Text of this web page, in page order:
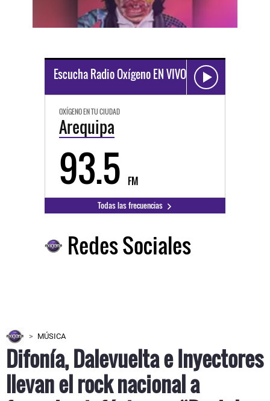
Escucha Radio Oxígeno EN VIVO
OXÍGENO EN TU CIUDAD
Arequipa
93.5 FM
Todas las frecuencias
Redes Sociales
MÚSICA
Difonía, Dalevuelta e Inyectores
llevan el rock nacional a